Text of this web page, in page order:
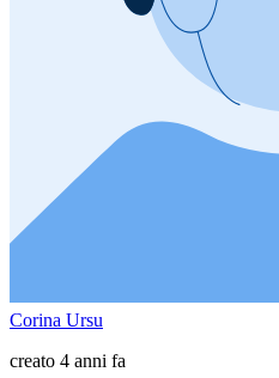
Corina Ursu
creato 4 anni fa